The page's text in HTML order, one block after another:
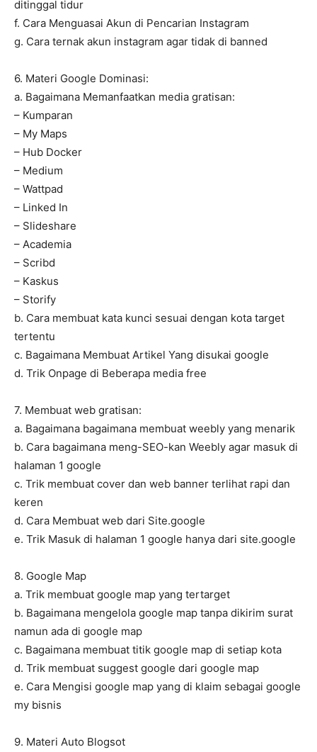
ditinggal tidur
f. Cara Menguasai Akun di Pencarian Instagram
g. Cara ternak akun instagram agar tidak di banned
6. Materi Google Dominasi:
a. Bagaimana Memanfaatkan media gratisan:
– Kumparan
– My Maps
– Hub Docker
– Medium
– Wattpad
– Linked In
– Slideshare
– Academia
– Scribd
– Kaskus
– Storify
b. Cara membuat kata kunci sesuai dengan kota target
tertentu
c. Bagaimana Membuat Artikel Yang disukai google
d. Trik Onpage di Beberapa media free
7. Membuat web gratisan:
a. Bagaimana bagaimana membuat weebly yang menarik
b. Cara bagaimana meng-SEO-kan Weebly agar masuk di
halaman 1 google
c. Trik membuat cover dan web banner terlihat rapi dan
keren
d. Cara Membuat web dari Site.google
e. Trik Masuk di halaman 1 google hanya dari site.google
8. Google Map
a. Trik membuat google map yang tertarget
b. Bagaimana mengelola google map tanpa dikirim surat
namun ada di google map
c. Bagaimana membuat titik google map di setiap kota
d. Trik membuat suggest google dari google map
e. Cara Mengisi google map yang di klaim sebagai google
my bisnis
9. Materi Auto Blogsot